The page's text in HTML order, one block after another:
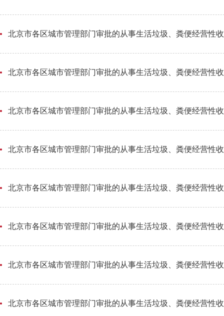
北京市各区城市管理部门审批的从事生活垃圾、粪便经营性
北京市各区城市管理部门审批的从事生活垃圾、粪便经营性
北京市各区城市管理部门审批的从事生活垃圾、粪便经营性
北京市各区城市管理部门审批的从事生活垃圾、粪便经营性
北京市各区城市管理部门审批的从事生活垃圾、粪便经营性
北京市各区城市管理部门审批的从事生活垃圾、粪便经营性
北京市各区城市管理部门审批的从事生活垃圾、粪便经营性
北京市各区城市管理部门审批的从事生活垃圾、粪便经营性